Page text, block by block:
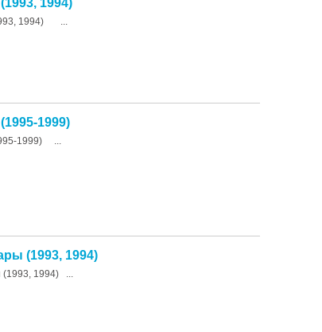
1994)
1994) ...
1999)
1999) ...
(1993, 1994)
(1993, 1994) ...